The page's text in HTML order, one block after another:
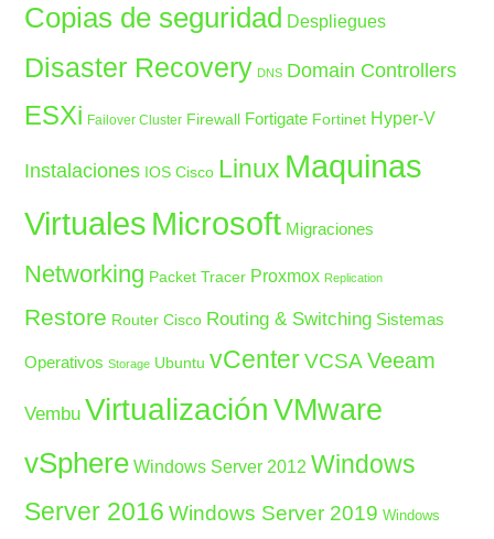
Copias de seguridad Despliegues
Disaster Recovery DNS Domain Controllers
ESXi Failover Cluster Firewall Fortigate Fortinet Hyper-V
Instalaciones IOS Cisco Linux Maquinas
Virtuales Microsoft Migraciones
Networking Packet Tracer Proxmox Replication
Restore Router Cisco Routing & Switching Sistemas
Operativos Storage Ubuntu vCenter VCSA Veeam
Vembu Virtualización VMware
vSphere Windows Server 2012 Windows
Server 2016 Windows Server 2019 Windows